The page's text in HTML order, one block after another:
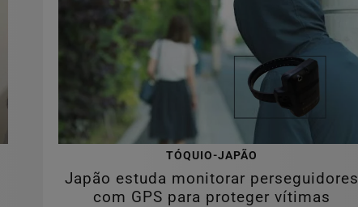
TÓQUIO-JAPÃO
Japão estuda monitorar perseguidores
com GPS para proteger vítimas